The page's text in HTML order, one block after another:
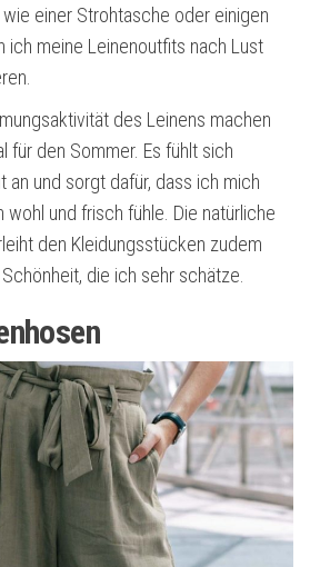
einer Strohtasche oder einigen
ich meine Leinenoutfits nach Lust
des Leinens machen
für den Sommer. Es fühlt sich
an und sorgt dafür, dass ich mich
wohl und frisch fühle. Die natürliche
den Kleidungsstücken zudem
die ich sehr schätze.